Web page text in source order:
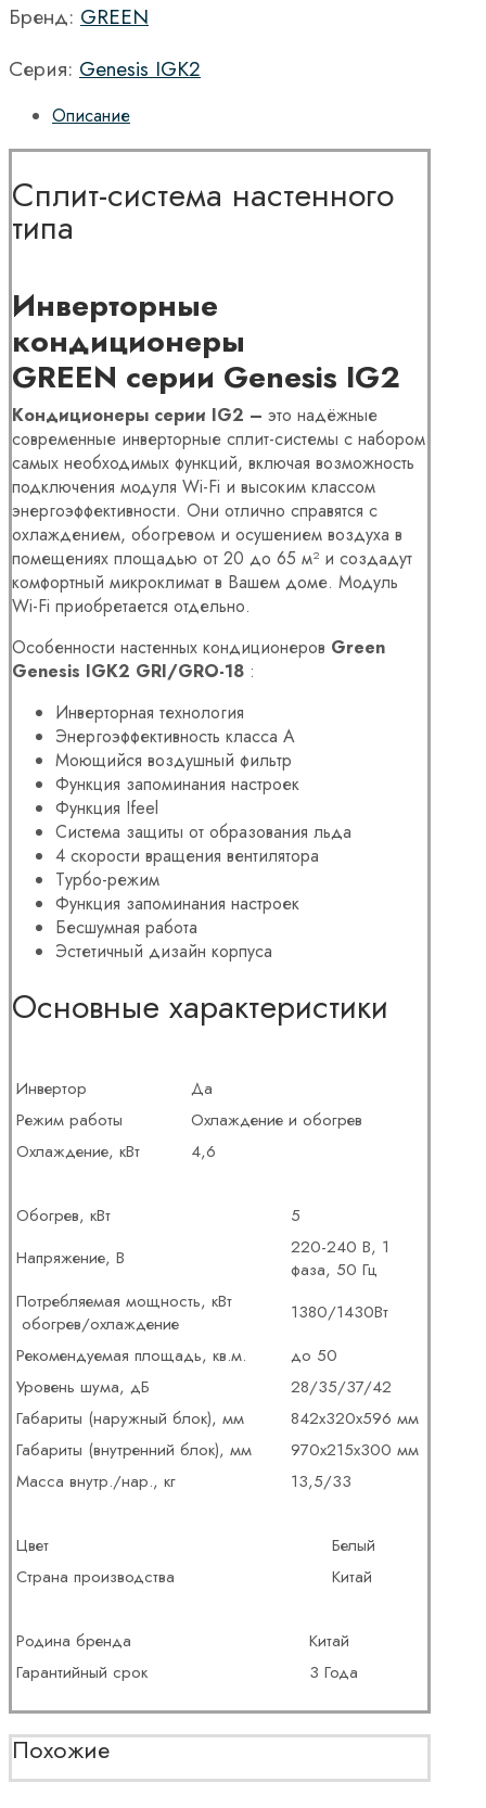
Бренд: GREEN
Серия: Genesis IGK2
Описание
Сплит-система настенного
типа
Инверторные
кондиционеры
GREEN серии Genesis IG2
Кондиционеры серии IG2 – это надёжные
современные инверторные сплит-системы с набором
самых необходимых функций, включая возможность
подключения модуля Wi-Fi и высоким классом
энергоэффективности. Они отлично справятся с
охлаждением, обогревом и осушением воздуха в
помещениях площадью от 20 до 65 м² и создадут
комфортный микроклимат в Вашем доме. Модуль
Wi-Fi приобретается отдельно.
Особенности настенных кондиционеров Green
Genesis IGK2 GRI/GRO-18 :
Инверторная технология
Энергоэффективность класса А
Моющийся воздушный фильтр
Функция запоминания настроек
Функция Ifeel
Система защиты от образования льда
4 скорости вращения вентилятора
Турбо-режим
Функция запоминания настроек
Бесшумная работа
Эстетичный дизайн корпуса
Основные характеристики
Инвертор
Да
Режим работы
Охлаждение и обогрев
Охлаждение, кВт
4,6
Обогрев, кВт
5
Напряжение, В
220-240 В, 1
фаза, 50 Гц
Потребляемая мощность, кВт
обогрев/охлаждение
1380/1430Вт
Рекомендуемая площадь, кв.м.
до 50
Уровень шума, дБ
28/35/37/42
Габариты (наружный блок), мм
842х320х596 мм
Габариты (внутренний блок), мм
970х215х300 мм
Масса внутр./нар., кг
13,5/33
Цвет
Белый
Страна производства
Китай
Родина бренда
Китай
Гарантийный срок
3 Года
Похожие